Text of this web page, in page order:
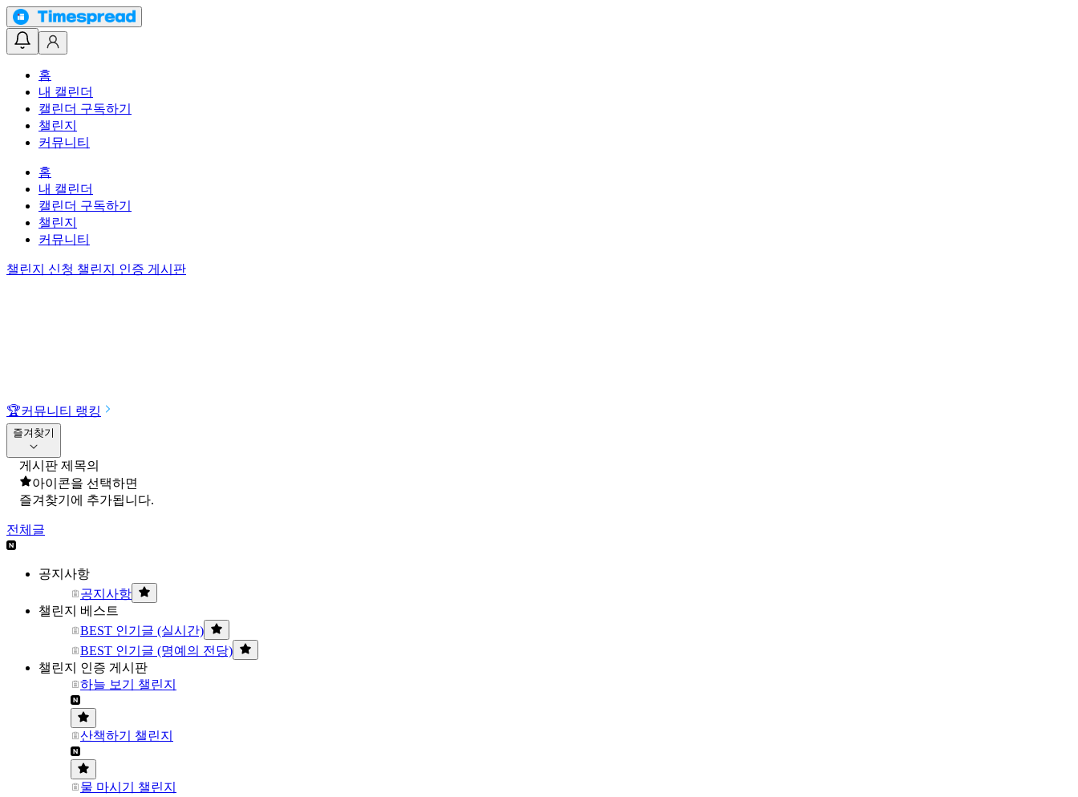
홈
내 캘린더
캘린더 구독하기
챌린지
커뮤니티
홈
내 캘린더
캘린더 구독하기
챌린지
커뮤니티
챌린지 신청 챌린지 인증 게시판
🏆커뮤니티 랭킹
즐겨찾기
게시판 제목의
아이콘을 선택하면
즐겨찾기에 추가됩니다.
전체글
공지사항
공지사항
챌린지 베스트
BEST 인기글 (실시간)
BEST 인기글 (명예의 전당)
챌린지 인증 게시판
하늘 보기 챌린지
산책하기 챌린지
물 마시기 챌린지